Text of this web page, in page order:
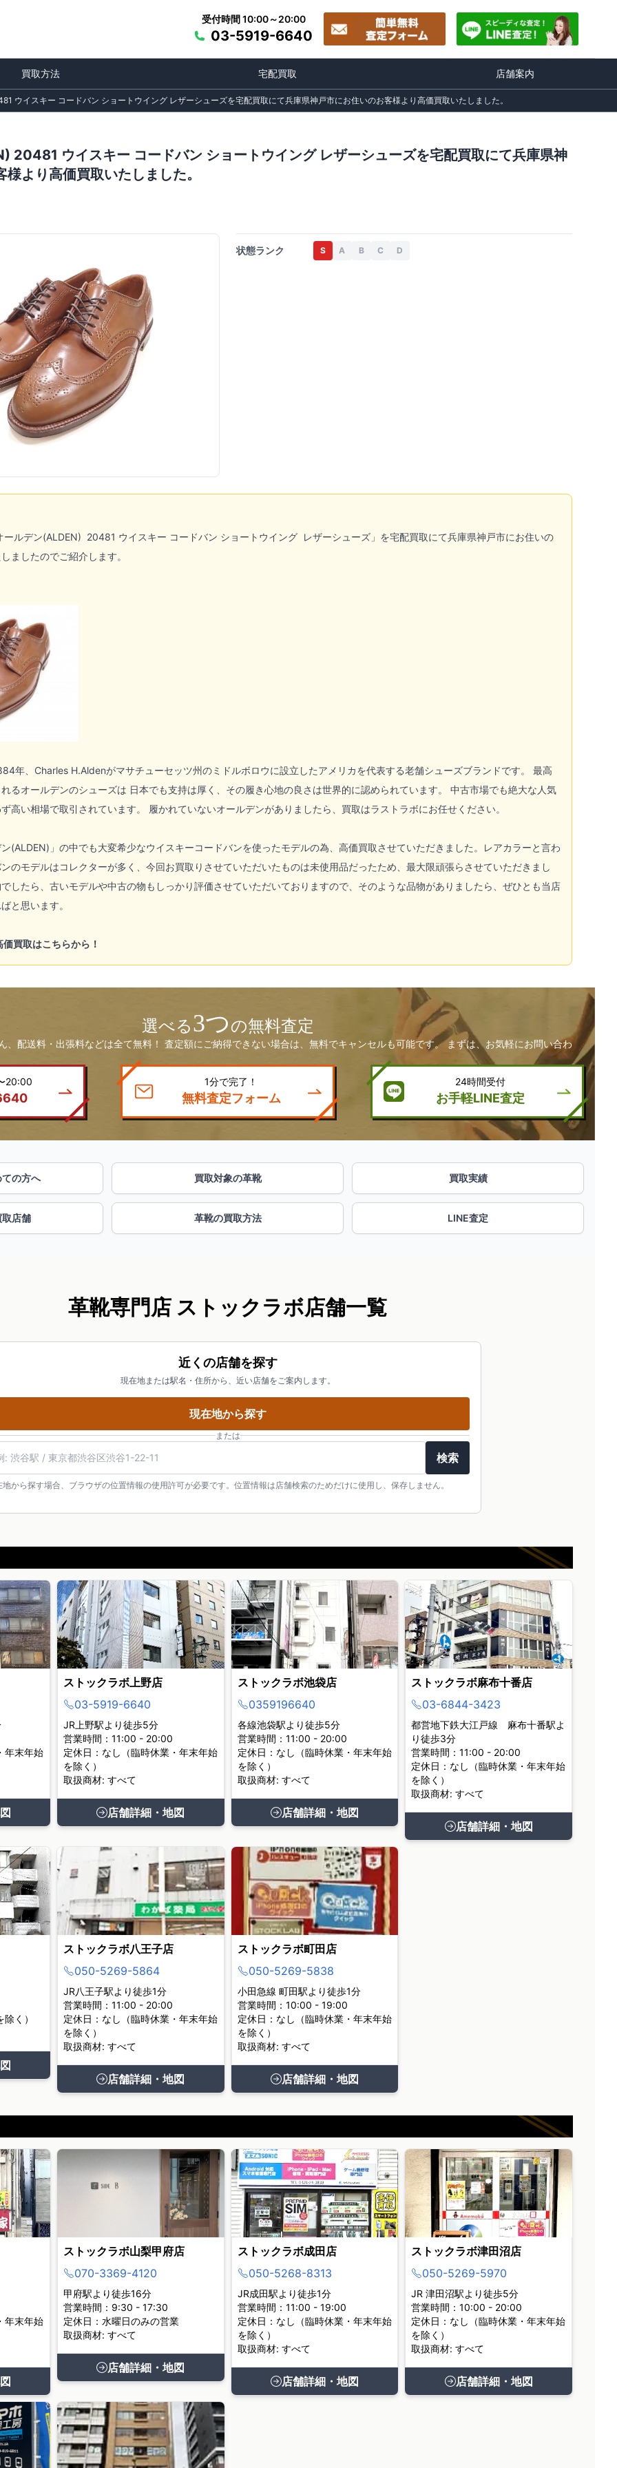
受付時間 10:00～20:00
03-5919-6640
買取方法 宅配買取 店舗案内
ウイスキー コードバン ショートウイング レザーシューズを宅配買取にて兵庫県神戸市にお住いのお客様より高価買取いたしました。
20481 ウイスキー コードバン ショートウイング レザーシューズを宅配買取にて兵庫県神
より高価買取いたしました。
状態ランク S A B C D
ールデン(ALDEN) 20481 ウイスキー コードバン ショートウイング レザーシューズ」を宅配買取にて兵庫県神戸市にお住いの
ましたのでご紹介します。
年、Charles H.Aldenがマサチューセッツ州のミドルボロウに設立したアメリカを代表する老舗シューズブランドです。 最高
るオールデンのシューズは 日本でも支持は厚く、その履き心地の良さは世界的に認められています。 中古市場でも絶大な人気
高い相場で取引されています。 履かれていないオールデンがありましたら、買取はラストラボにお任せください。
(ALDEN) 」の中でも大変希少なウイスキーコードバンを使ったモデルの為、高価買取させていただきました。レアカラーと言わ
のモデルはコレクターが多く、今回お買取りさせていただいたものは未使用品だったため、最大限頑張らさせていただきまし
したら、古いモデルや中古の物もしっかり評価させていただいておりますので、そのような品物がありましたら、ぜひとも当店
と思います。
買取はこちらから！
選べる3つの無料査定
、配送料・出張料などは全て無料！ 査定額にご納得できない場合は、無料でキャンセルも可能です。 まずは、お気軽にお問い合わ
20:00 1分で完了！
無料査定フォーム
24時間受付
お手軽LINE査定
の方へ 買取対象の革靴 買取実績
店舗 革靴の買取方法 LINE査定
革靴専門店 ストックラボ店舗一覧
近くの店舗を探す
現在地または駅名・住所から、近い店舗をご案内します。
現在地から探す
または
検索
地から探す場合、ブラウザの位置情報の使用許可が必要です。位置情報は店舗検索のためだけに使用し、保存しません。
年末年始
ストックラボ上野店
03-5919-6640
JR上野駅より徒歩5分
営業時間：11:00 - 20:00
定休日：なし（臨時休業・年末年始
を除く）
取扱商材: すべて
店舗詳細・地図
ストックラボ池袋店
0359196640
各線池袋駅より徒歩5分
営業時間：11:00 - 20:00
定休日：なし（臨時休業・年末年始
を除く）
取扱商材: すべて
店舗詳細・地図
ストックラボ麻布十番店
03-6844-3423
都営地下鉄大江戸線 麻布十番駅よ
り徒歩3分
営業時間：11:00 - 20:00
定休日：なし（臨時休業・年末年始
を除く）
取扱商材: すべて
店舗詳細・地図
く）
ストックラボ八王子店
050-5269-5864
JR八王子駅より徒歩1分
営業時間：11:00 - 20:00
定休日：なし（臨時休業・年末年始
を除く）
取扱商材: すべて
店舗詳細・地図
ストックラボ町田店
050-5269-5838
小田急線 町田駅より徒歩1分
営業時間：10:00 - 19:00
定休日：なし（臨時休業・年末年始
を除く）
取扱商材: すべて
店舗詳細・地図
年末年始
ストックラボ山梨甲府店
070-3369-4120
甲府駅より徒歩16分
営業時間：9:30 - 17:30
定休日：水曜日のみの営業
取扱商材: すべて
店舗詳細・地図
ストックラボ成田店
050-5268-8313
JR成田駅より徒歩1分
営業時間：11:00 - 19:00
定休日：なし（臨時休業・年末年始
を除く）
取扱商材: すべて
店舗詳細・地図
ストックラボ津田沼店
050-5269-5970
JR 津田沼駅より徒歩5分
営業時間：10:00 - 20:00
定休日：なし（臨時休業・年末年始
を除く）
取扱商材: すべて
店舗詳細・地図